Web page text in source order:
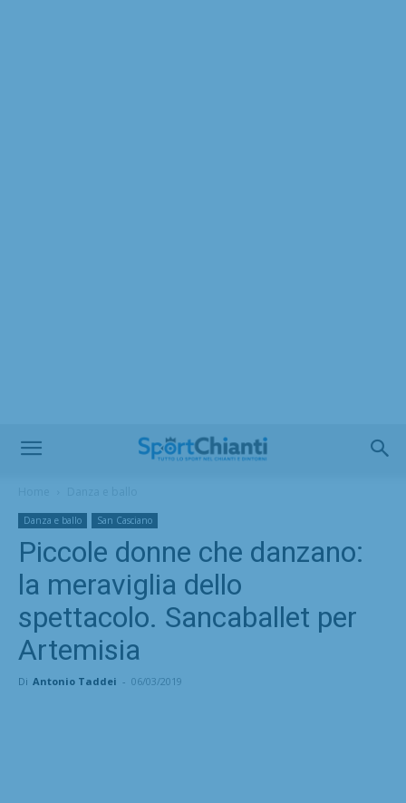
Danza e ballo San Casciano
Piccole donne che danzano:
la meraviglia dello
spettacolo. Sancaballet per
Artemisia
Di Antonio Taddei - 06/03/2019